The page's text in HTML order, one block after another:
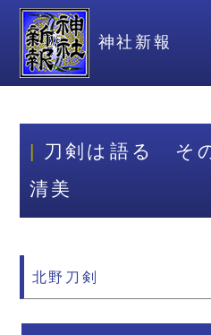
神社新報
刀剣は語る そ
清美
北野刀剣